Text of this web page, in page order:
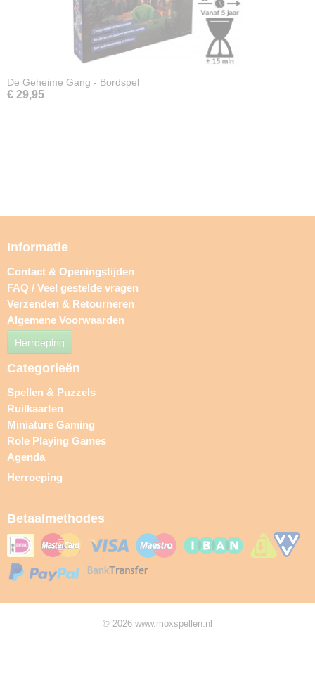
De Geheime Gang - Bordspel
€ 29,95
Informatie
Contact & Openingstijden
FAQ / Veel gestelde vragen
Verzenden & Retourneren
Algemene Voorwaarden
Herroeping
Categorieën
Spellen & Puzzels
Ruilkaarten
Miniature Gaming
Role Playing Games
Agenda
Herroeping
Betaalmethodes
© 2026 www.moxspellen.nl